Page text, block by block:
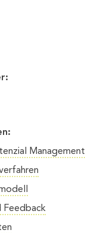
Management
Feedback